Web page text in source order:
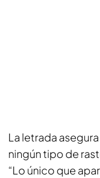
La letrada
ningún tipo de
“Lo único que